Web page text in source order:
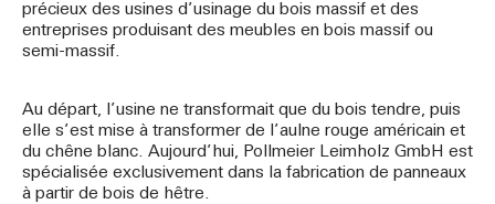
précieux des usines d’usinage du bois massif et des
entreprises produisant des meubles en bois massif ou
semi-massif.
Au départ, l’usine ne transformait que du bois tendre, puis
elle s’est mise à transformer de l’aulne rouge américain et
du chêne blanc. Aujourd’hui, Pollmeier Leimholz GmbH est
spécialisée exclusivement dans la fabrication de panneaux
à partir de bois de hêtre.